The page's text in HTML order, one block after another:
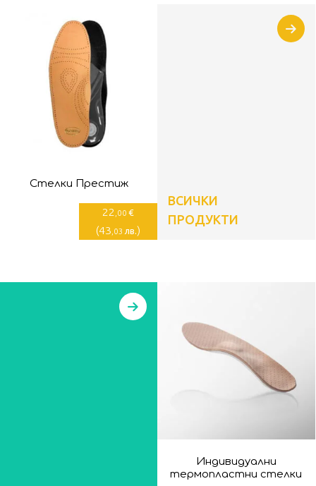
Стелки Престиж
22 ,00 €
(43 ,03 лв.)
ВСИЧКИ
ПРОДУКТИ
Индивидуални
термопластни стелки